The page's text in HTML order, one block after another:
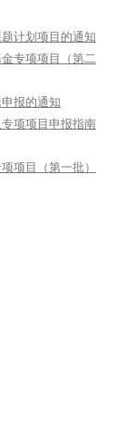
计划项目的通知
专项项目（第二
报的通知
项项目申报指南
项目（第一批）